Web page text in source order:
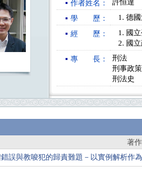
作者姓名： 許恒達
學 歷： 德
經 歷：
國
國
專 長：
刑法
刑事政策
刑法史
著
誤與教唆犯的歸責難題－以實例解析作